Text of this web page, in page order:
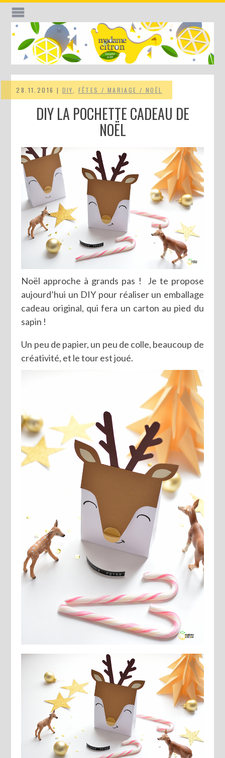
28.11.2016 | DIY FÊTES / MARIAGE / NOËL
DIY LA POCHETTE CADEAU DE
NOËL
Noël approche à grands pas ! Je te propose
aujourd’hui un DIY pour réaliser un emballage
cadeau original, qui fera un carton au pied du
sapin !
Un peu de papier, un peu de colle, beaucoup de
créativité, et le tour est joué.